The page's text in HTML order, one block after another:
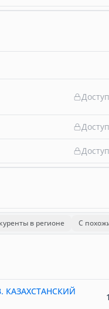
в регионе С
КАЗАХСТАНСКИЙ